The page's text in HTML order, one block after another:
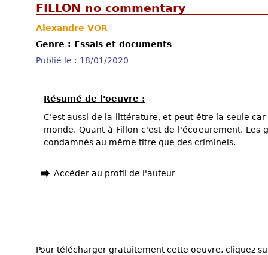
FILLON no commentary
Alexandre VOR
Genre : Essais et documents
Publié le : 18/01/2020
Résumé de l'oeuvre :
C'est aussi de la littérature, et peut-être la seule
monde. Quant à Fillon c'est de l'écoeurement. Les
condamnés au même titre que des criminels.
Accéder au profil de l'auteur
Pour télécharger gratuitement cette oeuvre, cliquez